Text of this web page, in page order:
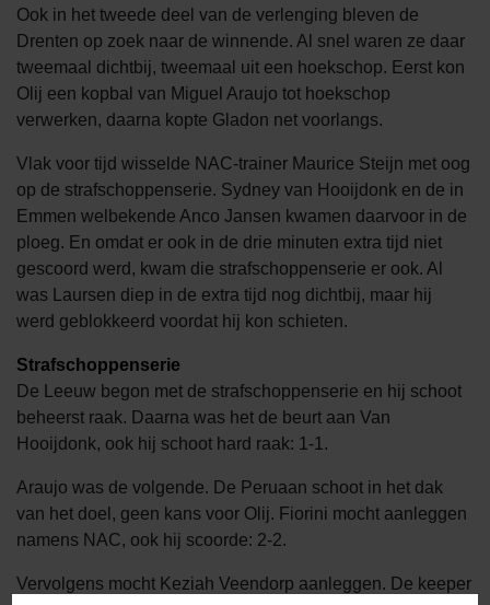
Ook in het tweede deel van de verlenging bleven de
Drenten op zoek naar de winnende. Al snel waren ze daar
tweemaal dichtbij, tweemaal uit een hoekschop. Eerst kon
Olij een kopbal van Miguel Araujo tot hoekschop
verwerken, daarna kopte Gladon net voorlangs.
Vlak voor tijd wisselde NAC-trainer Maurice Steijn met oog
op de strafschoppenserie. Sydney van Hooijdonk en de in
Emmen welbekende Anco Jansen kwamen daarvoor in de
ploeg. En omdat er ook in de drie minuten extra tijd niet
gescoord werd, kwam die strafschoppenserie er ook. Al
was Laursen diep in de extra tijd nog dichtbij, maar hij
werd geblokkeerd voordat hij kon schieten.
Strafschoppenserie
De Leeuw begon met de strafschoppenserie en hij schoot
beheerst raak. Daarna was het de beurt aan Van
Hooijdonk, ook hij schoot hard raak: 1-1.
Araujo was de volgende. De Peruaan schoot in het dak
van het doel, geen kans voor Olij. Fiorini mocht aanleggen
namens NAC, ook hij scoorde: 2-2.
Vervolgens mocht Keziah Veendorp aanleggen. De keeper